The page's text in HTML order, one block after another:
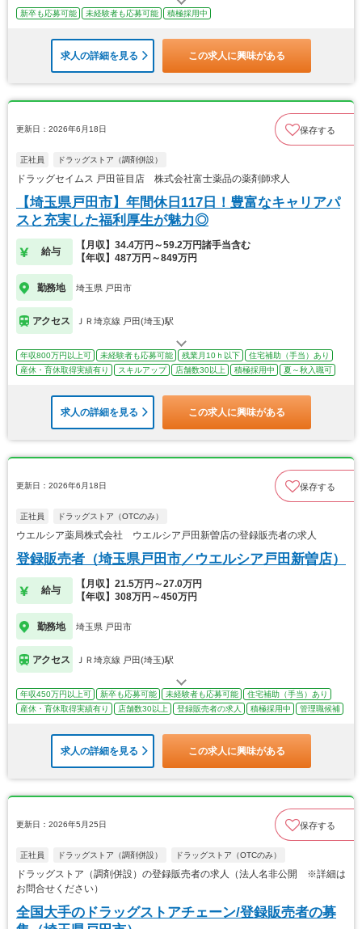
新卒も応募可能 未経験者も応募可能 積極採用中
求人の詳細を見る この求人に興味がある
更新日：2026年6月18日 保存する
正社員 ドラッグストア（調剤併設）
ドラッグセイムス 戸田笹目店 株式会社富士薬品の薬剤師求人
【埼玉県戸田市】年間休日117日！豊富なキャリアパ
スと充実した福利厚生が魅力◎
給与
【月収】34.4万円～59.2万円諸手当含む
【年収】487万円～849万円
勤務地 埼玉県 戸田市
アクセス ＪＲ埼京線 戸田(埼玉)駅
年収800万円以上可 未経験者も応募可能 残業月10ｈ以下
住宅補助（手当）あり
産休・育休取得実績有り
スキルアップ 店舗数30以上 積極採用中 夏～秋入職可
求人の詳細を見る この求人に興味がある
更新日：2026年6月18日 保存する
正社員 ドラッグストア（OTCのみ）
ウエルシア薬局株式会社 ウエルシア戸田新曽店の登録販売者の求人
登録販売者（埼玉県戸田市／ウエルシア戸田新曽店）
給与
【月収】21.5万円～27.0万円
【年収】308万円～450万円
勤務地 埼玉県 戸田市
アクセス ＪＲ埼京線 戸田(埼玉)駅
年収450万円以上可 新卒も応募可能 未経験者も応募可能
住宅補助（手当）あり
産休・育休取得実績有り
店舗数30以上 登録販売者の求人 積極採用中 管理職候補
求人の詳細を見る この求人に興味がある
更新日：2026年5月25日 保存する
正社員 ドラッグストア（調剤併設） ドラッグストア（OTCのみ）
ドラッグストア（調剤併設）の登録販売者の求人（法人名非公開 ※詳細は
お問合せください）
全国大手のドラッグストアチェーン/登録販売者の募